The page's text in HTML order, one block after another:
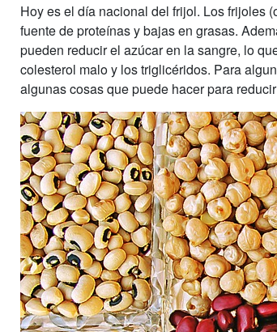
Hoy es el día nacional del frijol. Los frijoles
fuente de proteínas y bajas en grasas.
pueden reducir el azúcar en la sangre, lo
colesterol malo y los triglicéridos. Para
algunas cosas que puede hacer para